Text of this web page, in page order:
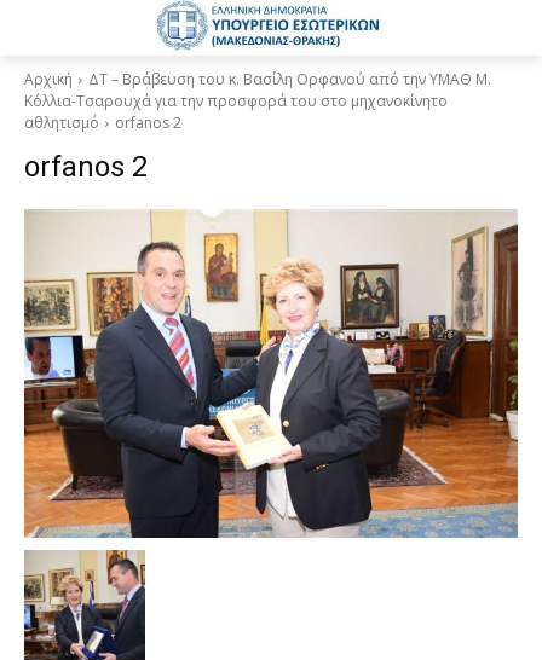
Αρχική
ΔΤ – Βράβευση του κ. Βασίλη Ορφανού από την ΥΜΑΘ Μ.
Κόλλια-Τσαρουχά για την προσφορά του στο μηχανοκίνητο
αθλητισμό
orfanos 2
orfanos 2